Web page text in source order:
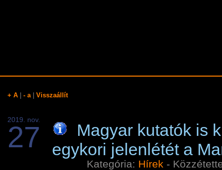
+ A - a| Visszaállít
2019. nov.
27
Magyar kutatók is
egykori jelenlétét a
Kategória: Hí­rek -